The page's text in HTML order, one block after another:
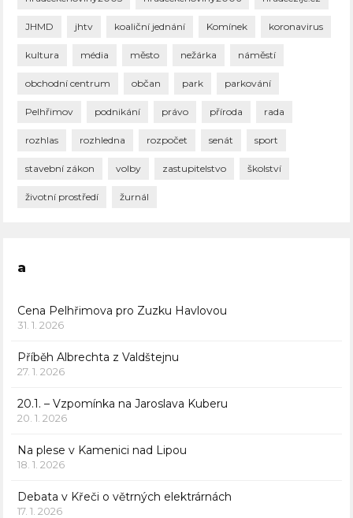
JHMD jhtv koaliční jednání Komínek koronavirus
kultura média město nežárka náměstí
obchodní centrum občan park parkování
Pelhřimov podnikání právo příroda rada
rozhlas rozhledna rozpočet senát sport
stavební zákon volby zastupitelstvo školství
životní prostředí žurnál
a
Cena Pelhřimova pro Zuzku Havlovou
31. 1. 2026
Příběh Albrechta z Valdštejnu
27. 1. 2026
20.1. – Vzpomínka na Jaroslava Kuberu
20. 1. 2026
Na plese v Kamenici nad Lipou
18. 1. 2026
Debata v Křeči o větrných elektrárnách
17. 1. 2026